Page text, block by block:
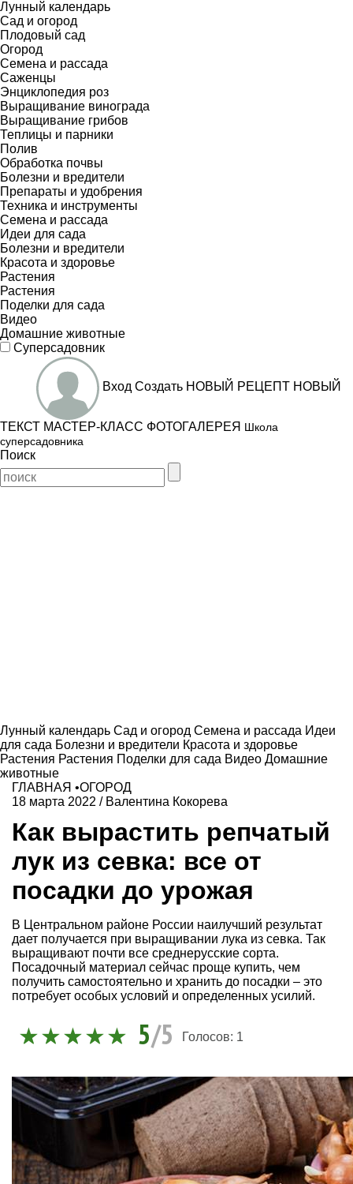
Лунный календарь
Сад и огород
Плодовый сад
Огород
Семена и рассада
Саженцы
Энциклопедия роз
Выращивание винограда
Выращивание грибов
Теплицы и парники
Полив
Обработка почвы
Болезни и вредители
Препараты и удобрения
Техника и инструменты
Семена и рассада
Идеи для сада
Болезни и вредители
Красота и здоровье
Растения
Растения
Поделки для сада
Видео
Домашние животные
Суперсадовник
Вход Создать НОВЫЙ РЕЦЕПТ НОВЫЙ
ТЕКСТ МАСТЕР-КЛАСС ФОТОГАЛЕРЕЯ Школа
суперсадовника
Поиск
Лунный календарь Сад и огород Семена и рассада Идеи
для сада Болезни и вредители Красота и здоровье
Растения Растения Поделки для сада Видео Домашние
животные
ГЛАВНАЯ •ОГОРОД
18 марта 2022 / Валентина Кокорева
Как вырастить репчатый
лук из севка: все от
посадки до урожая
В Центральном районе России наилучший результат
дает получается при выращивании лука из севка. Так
выращивают почти все среднерусские сорта.
Посадочный материал сейчас проще купить, чем
получить самостоятельно и хранить до посадки – это
потребует особых условий и определенных усилий.
5/5 Голосов: 1